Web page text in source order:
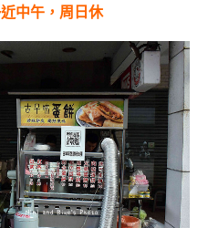
中午，周日休